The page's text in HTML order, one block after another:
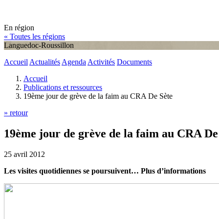
En région
« Toutes les régions
Languedoc-Roussillon
Accueil Actualités Agenda Activités Documents
Accueil
Publications et ressources
19ème jour de grève de la faim au CRA De Sète
» retour
19ème jour de grève de la faim au CRA De
25 avril 2012
Les visites quotidiennes se poursuivent… Plus d’informations